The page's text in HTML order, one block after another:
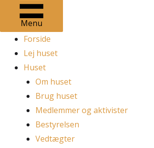
Menu
Forside
Lej huset
Huset
Om huset
Brug huset
Medlemmer og aktivister
Bestyrelsen
Vedtægter